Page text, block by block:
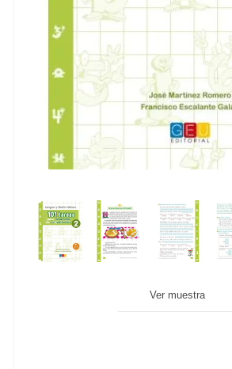
Ver muestra